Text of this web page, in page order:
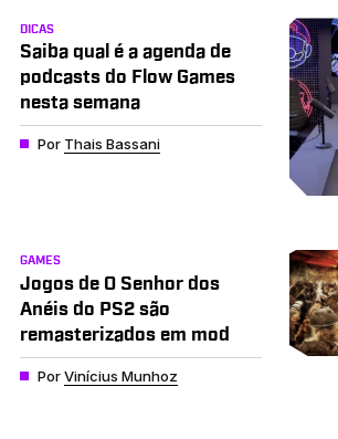
DICAS
Saiba qual é a agenda de
podcasts do Flow Games
nesta semana
Por Thais Bassani
GAMES
Jogos de O Senhor dos
Anéis do PS2 são
remasterizados em mod
PorVinícius Munhoz